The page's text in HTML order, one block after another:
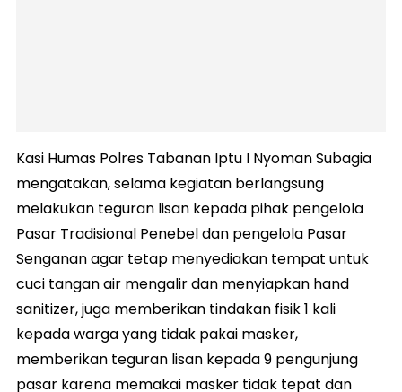
Kasi Humas Polres Tabanan Iptu I Nyoman Subagia
mengatakan, selama kegiatan berlangsung
melakukan teguran lisan kepada pihak pengelola
Pasar Tradisional Penebel dan pengelola Pasar
Senganan agar tetap menyediakan tempat untuk
cuci tangan air mengalir dan menyiapkan hand
sanitizer, juga memberikan tindakan fisik 1 kali
kepada warga yang tidak pakai masker,
memberikan teguran lisan kepada 9 pengunjung
pasar karena memakai masker tidak tepat dan